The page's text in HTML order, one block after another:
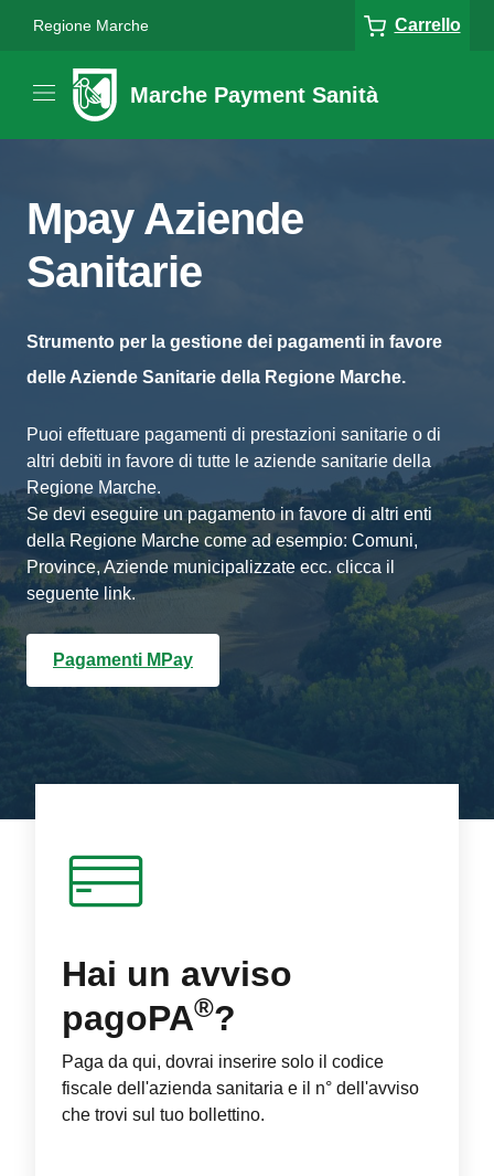
Regione Marche Carrello
Marche Payment Sanità
Mpay Aziende
Sanitarie
Strumento per la gestione dei pagamenti in favore
delle Aziende Sanitarie della Regione Marche.
Puoi effettuare pagamenti di prestazioni sanitarie o di
altri debiti in favore di tutte le aziende sanitarie della
Regione Marche.
Se devi eseguire un pagamento in favore di altri enti
della Regione Marche come ad esempio: Comuni,
Province, Aziende municipalizzate ecc. clicca il
seguente link.
Pagamenti MPay
Hai un avviso
pagoPA®?
Paga da qui, dovrai inserire solo il codice
fiscale dell'azienda sanitaria e il n° dell'avviso
che trovi sul tuo bollettino.